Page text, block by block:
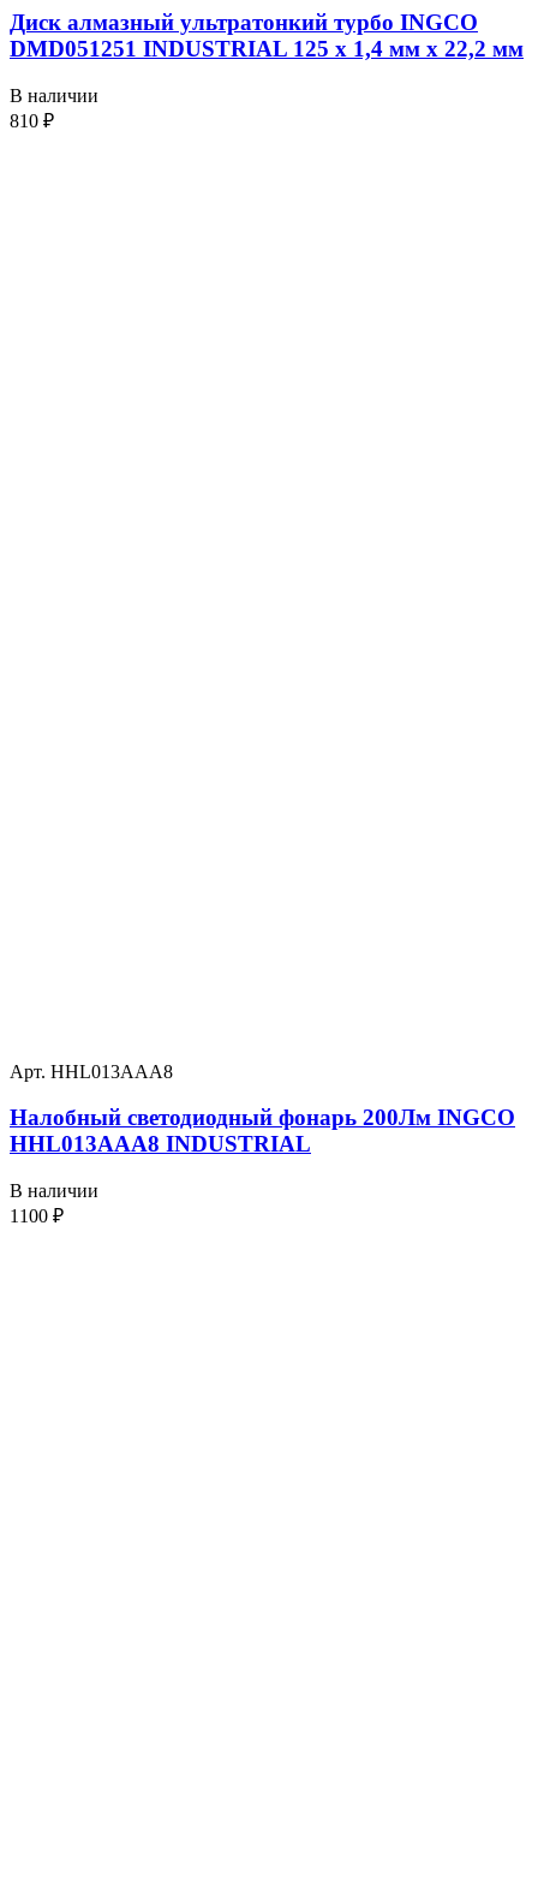
Диск алмазный ультратонкий турбо INGCO
DMD051251 INDUSTRIAL 125 х 1,4 мм x 22,2 мм
В наличии
810 ₽
Арт. HHL013AAA8
Налобный светодиодный фонарь 200Лм INGCO
HHL013AAA8 INDUSTRIAL
В наличии
1100 ₽